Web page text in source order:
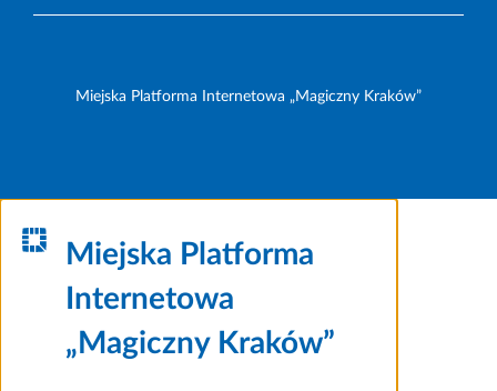
Miejska Platforma Internetowa „Magiczny Kraków”
Miejska Platforma
Internetowa
„Magiczny Kraków”